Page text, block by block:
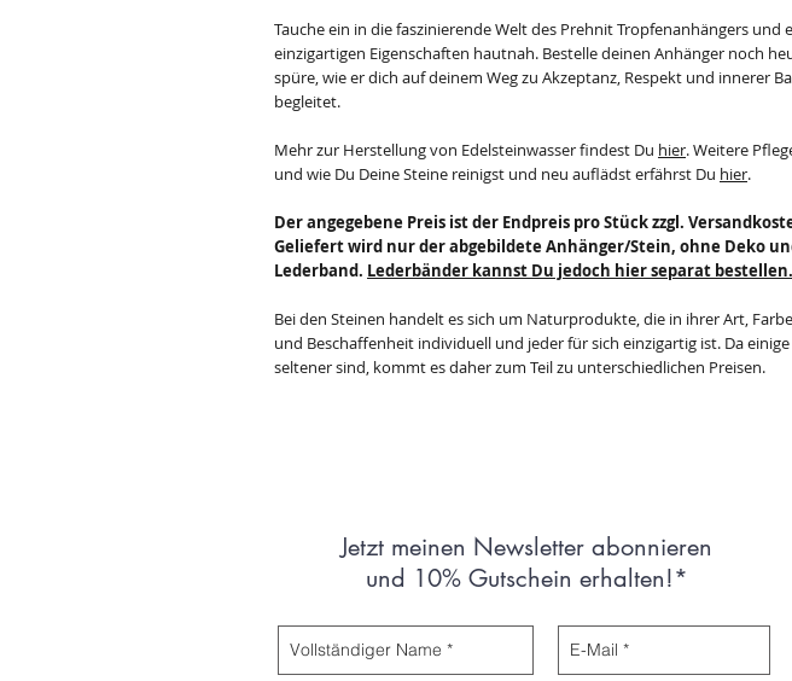
Tauche ein in die faszinierende Welt des Prehnit Tropfenanhängers und
einzigartigen Eigenschaften hautnah. Bestelle deinen Anhänger noch
spüre, wie er dich auf deinem Weg zu Akzeptanz, Respekt und innerer
begleitet.
Mehr zur Herstellung von Edelsteinwasser findest Du hier. Weitere
und wie Du Deine Steine reinigst und neu auflädst erfährst Du hier.
Der angegebene Preis ist der Endpreis pro Stück zzgl.
Geliefert wird nur der abgebildete Anhänger/Stein, ohne Deko
Lederband. Lederbänder kannst Du jedoch hier separat bestellen.
Bei den Steinen handelt es sich um Naturprodukte, die in ihrer Art,
und Beschaffenheit individuell und jeder für sich einzigartig ist. Da
seltener sind, kommt es daher zum Teil zu unterschiedlichen Preisen.
Jetzt meinen Newsletter abonnieren
und 10% Gutschein erhalten!*